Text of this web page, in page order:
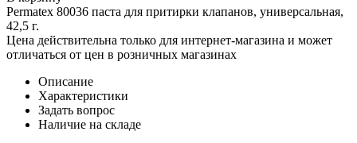
Permatex 80036 паста для притирки клапанов, универсальная,
42,5 г.
Цена действительна только для интернет-магазина и может
отличаться от цен в розничных магазинах
Описание
Характеристики
Задать вопрос
Наличие на складе